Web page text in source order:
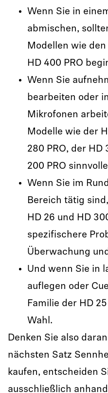
Wenn Sie in
abmischen,
Modellen wie den
HD 400 PRO
Wenn Sie
bearbeiten oder
Mikrofonen
Modelle wie der
280 PRO, der HD
200 PRO
Wenn Sie im
Bereich tätig
HD 26 und HD
spezifischere
Überwachung
Und wenn Sie in
auflegen oder
Familie der HD
Wahl.
Denken Sie also
nächsten Satz
kaufen, entscheiden
ausschließlich